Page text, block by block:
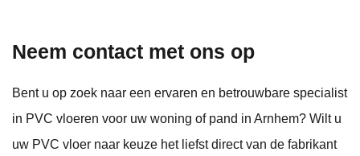
Neem contact met ons op
Bent u op zoek naar een ervaren en betrouwbare specialist
in PVC vloeren voor uw woning of pand in Arnhem? Wilt u
uw PVC vloer naar keuze het liefst direct van de fabrikant